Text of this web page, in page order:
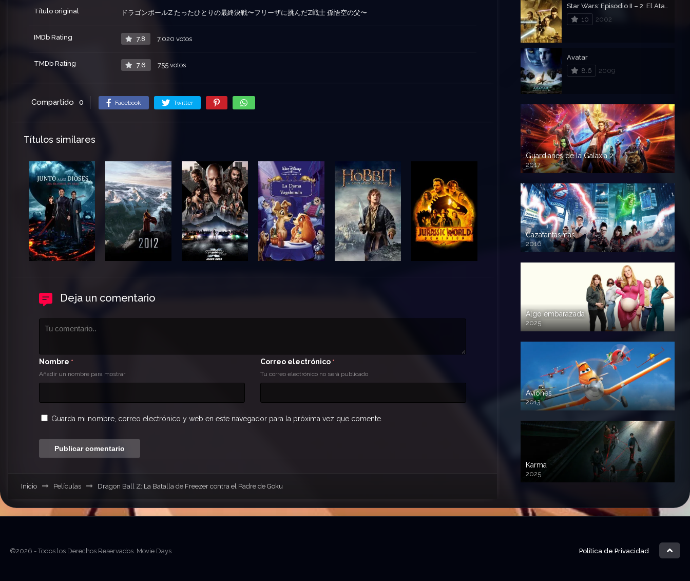
Título original ドラゴンボールZ たったひとりの最終決戦〜フリーザに挑んだZ戦士 孫悟空の父〜
IMDb Rating 7.8 7,020 votos
TMDb Rating 7.6 755 votos
Compartido 0 Facebook Twitter
Títulos similares
Deja un comentario
Nombre *
Añadir un nombre para mostrar
Correo electrónico *
Tu correo electrónico no será publicado
Guarda mi nombre, correo electrónico y web en este navegador para la próxima vez que comente.
Inicio Películas Dragon Ball Z: La Batalla de Freezer contra el Padre de Goku
10
2002
Avatar
8.6
2009
Guardianes de la Galaxia 2
2017
720p HD
Cazafantasmas
2016
720p HD
Algo embarazada
2025
720p HD
Aviones
2013
720 HD
Karma
2025
©2026 - Todos los Derechos Reservados. Movie Days Política de Privacidad